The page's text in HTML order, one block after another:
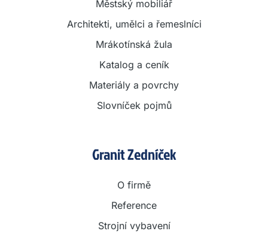
Městský mobiliář
Architekti, umělci a řemeslníci
Mrákotínská žula
Katalog a ceník
Materiály a povrchy
Slovníček pojmů
Granit Zedníček
O firmě
Reference
Strojní vybavení